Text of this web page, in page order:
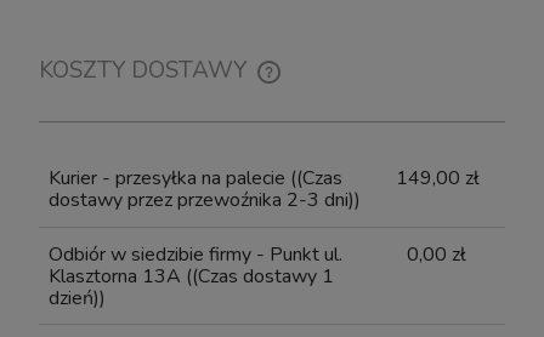
2 849,05 zł
do koszyka
KOSZTY DOSTAWY
CENA NIE ZAWIERA EWENTUALNYCH KOSZTÓW
Kurier - przesyłka na palecie ((Czas
dostawy przez przewoźnika 2-3 dni))
149,00 zł
Odbiór w siedzibie firmy - Punkt ul.
Klasztorna 13A ((Czas dostawy 1
dzień))
0,00 zł